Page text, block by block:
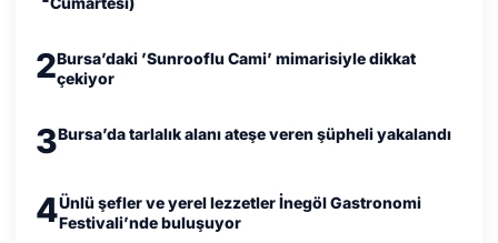
2Bursa’daki ’Sunrooflu Cami’ mimarisiyle dikkat
çekiyor
3Bursa’da tarlalık alanı ateşe veren şüpheli yakalandı
4Ünlü şefler ve yerel lezzetler İnegöl Gastronomi
Festivali’nde buluşuyor